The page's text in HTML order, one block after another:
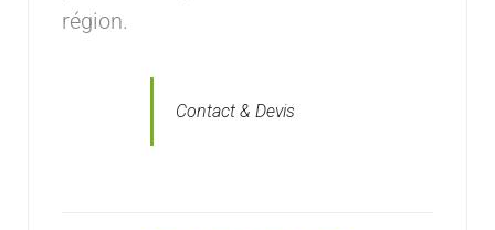
région.
Contact & Devis